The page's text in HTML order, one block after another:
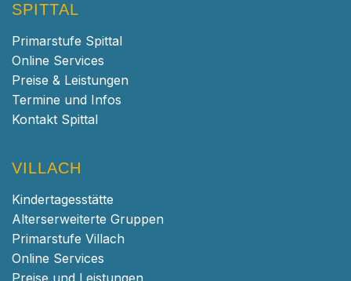
SPITTAL
Primarstufe Spittal
Online Services
Preise & Leistungen
Termine und Infos
Kontakt Spittal
VILLACH
Kindertagesstätte
Alterserweiterte Gruppen
Primarstufe Villach
Online Services
Preise und Leistungen